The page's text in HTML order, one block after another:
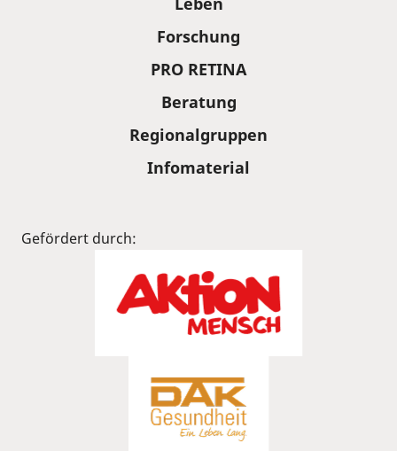
Forschung
PRO RETINA
Beratung
Regionalgruppen
Infomaterial
Gefördert durch: